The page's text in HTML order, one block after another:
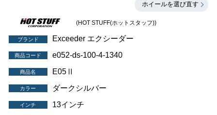
ホイールを選び直す
(HOT STUFF(ホットスタッフ))
ブランド Exceeder エクシーダー
商品コード e052-ds-100-4-1340
商品名 E05Ⅱ
カラー ダークシルバー
インチ 13インチ